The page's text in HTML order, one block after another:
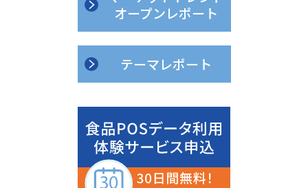
オープンレポート
テーマレポート